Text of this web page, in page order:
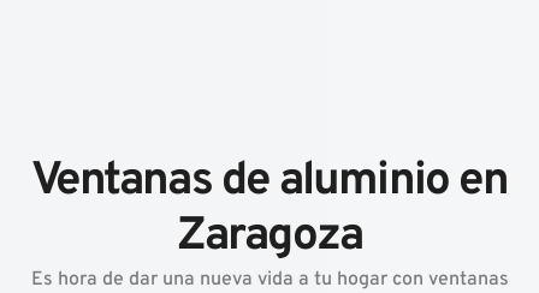
Ventanas de aluminio en
Zaragoza
Es hora de dar una nueva vida a tu hogar con ventanas